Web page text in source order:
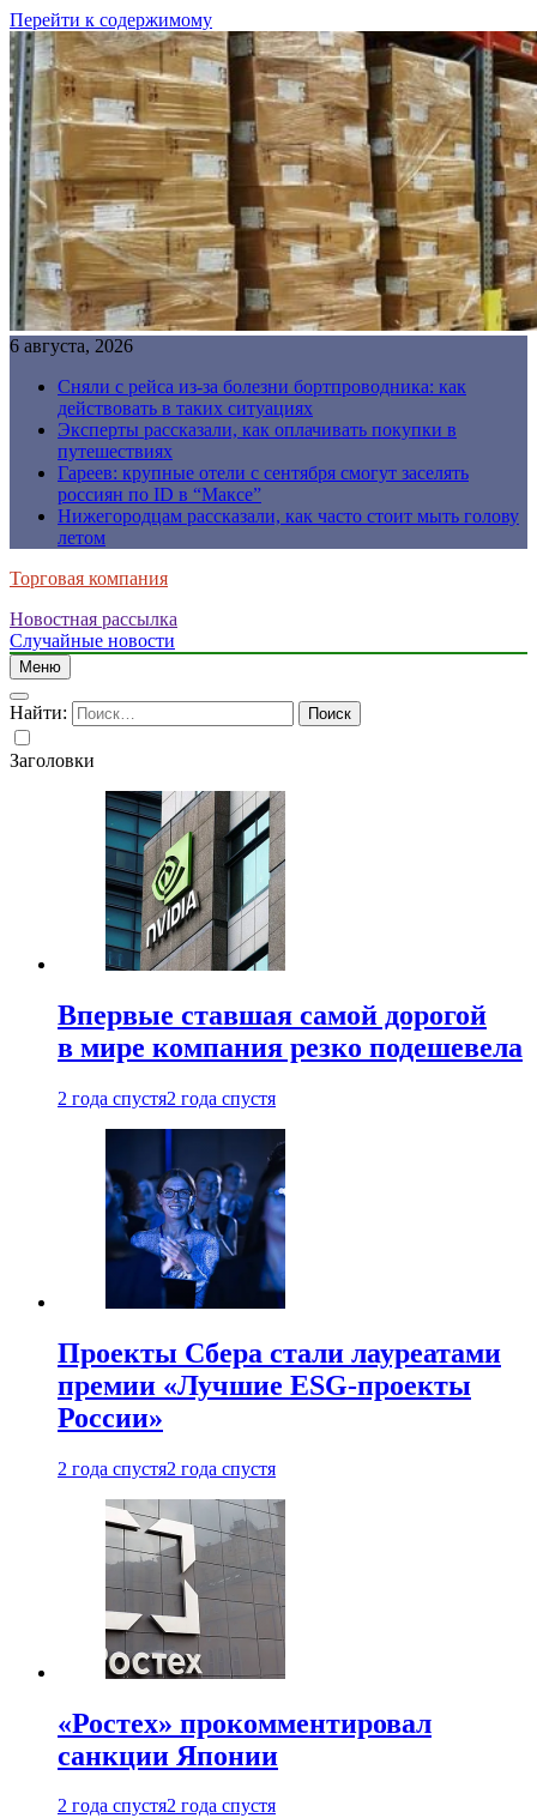
Перейти к содержимому
6 августа, 2026
Сняли с рейса из-за болезни бортпроводника: как
действовать в таких ситуациях
Эксперты рассказали, как оплачивать покупки в
путешествиях
Гареев: крупные отели с сентября смогут заселять
россиян по ID в “Максе”
Нижегородцам рассказали, как часто стоит мыть голову
летом
Торговая компания
Новостная рассылка
Случайные новости
Меню
Найти:
Заголовки
Впервые ставшая самой дорогой
в мире компания резко подешевела
2 года спустя2 года спустя
Проекты Сбера стали лауреатами
премии «Лучшие ESG-проекты
России»
2 года спустя2 года спустя
«Ростех» прокомментировал
санкции Японии
2 года спустя2 года спустя